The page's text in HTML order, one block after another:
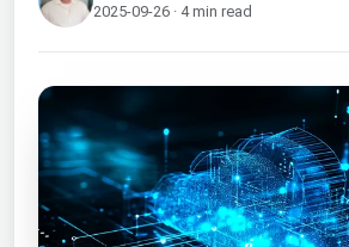
2025-09-26 · 4 min read